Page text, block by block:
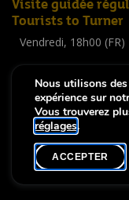
Visite guidée
Tourists to Turner
Vendredi, 18h00 (FR)
Tout public )
Notice légale-
Copyright © 2026, Lëtzebuerg
Nous utilisons
expérience sur
Vous trouverez
réglages.
ACCEPTER